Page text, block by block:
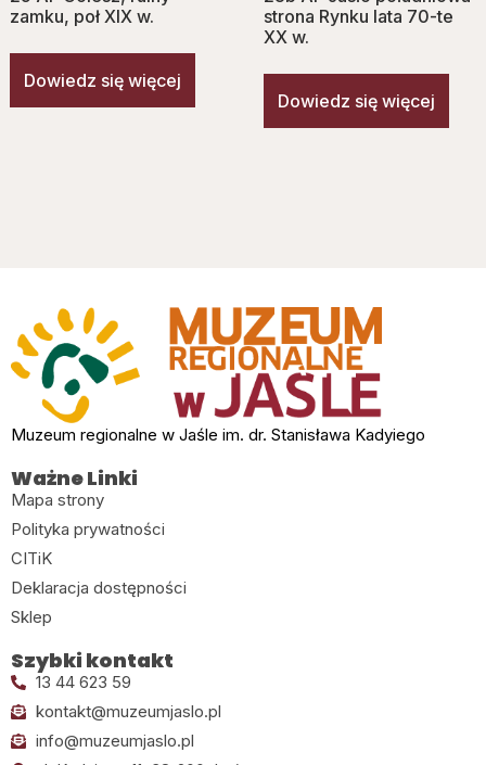
zamku, poł XIX w.
Dowiedz się więcej
strona Rynku lata 70-te
XX w.
Dowiedz się więcej
Muzeum regionalne w Jaśle im. dr. Stanisława Kadyiego
Ważne Linki
Mapa strony
Polityka prywatności
CITiK
Deklaracja dostępności
Sklep
Szybki kontakt
13 44 623 59
kontakt@muzeumjaslo.pl
info@muzeumjaslo.pl